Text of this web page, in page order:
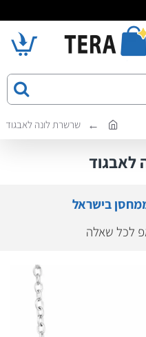
שרשרת לונה לאבגוד
לאבגוד
בישראל
לכל שאלה